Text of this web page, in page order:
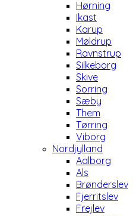
Hørning
Ikast
Karup
Møldrup
Ravnstrup
Silkeborg
Skive
Sorring
Sæby
Them
Tørring
Viborg
Nordjylland
Aalborg
Als
Brønderslev
Fjerritslev
Frejlev